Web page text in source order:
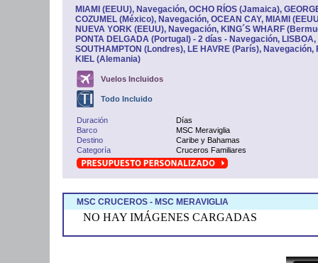
MIAMI (EEUU), Navegación, OCHO RÍOS (Jamaica),
COZUMEL (México), Navegación, OCEAN CAY, MIAMI
NUEVA YORK (EEUU), Navegación, KING´S WHARF
PONTA DELGADA (Portugal) - 2 días - Navegación,
SOUTHAMPTON (Londres), LE HAVRE (París),
KIEL (Alemania)
Vuelos Incluidos
Todo Incluido
Duración
Días
Barco
MSC Meraviglia
Destino
Caribe y Bahamas
Categoría
Cruceros Familiares
MSC CRUCEROS - MSC MERAVIGLIA
NO HAY IMÁGENES CARGADAS